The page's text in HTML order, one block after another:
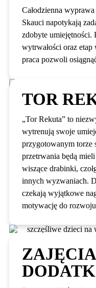
Całodzienna
Skauci napotykają
zdobyte umiejętności.
wytrwałości oraz
praca pozwoli
TOR
„Tor Rekuta” to
wytrenują swoje
przygotowanym torze
przetrwania będą
wiszące drabinki,
innych wyzwaniach.
czekają wyjątkowe
motywację do
ZAJĘCIA